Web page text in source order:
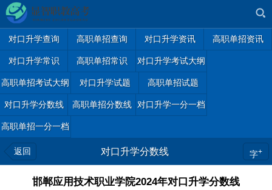
对口升学查询 高职单招查询 对口升学资讯 高职单招资讯
对口升学常识 高职单招常识 对口升学考试大纲
高职单招考试大纲 对口升学试题 高职单招试题
对口升学分数线 高职单招分数线 对口升学一分一档
高职单招一分一档
返回 对口升学分数线 字+
邯郸应用技术职业学院2024年对口升学分数线